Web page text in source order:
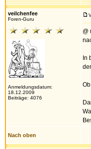
veilchenfee
Foren-Guru
Anmeldungsdatum:
18.12.2009
Beiträge: 4076
@
In
Nach oben